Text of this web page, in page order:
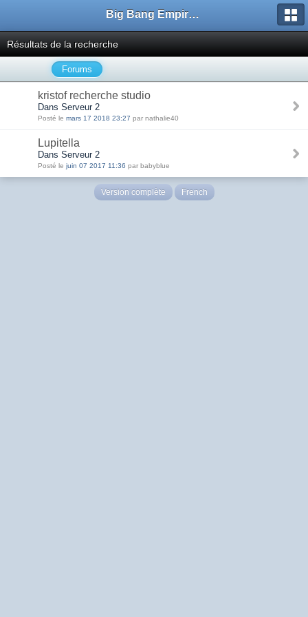
Big Bang Empire - Forum
Résultats de la recherche
Forums
kristof recherche studio
Dans Serveur 2
Posté le mars 17 2018 23:27 par nathalie40
Lupitella
Dans Serveur 2
Posté le juin 07 2017 11:36 par babyblue
Version complète French